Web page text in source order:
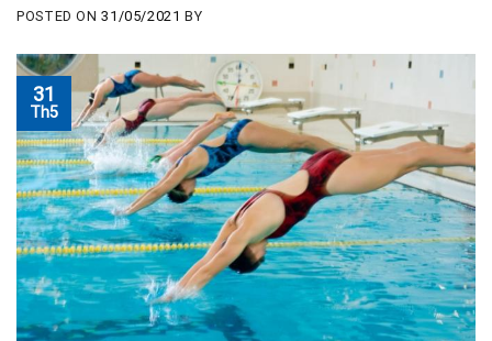
POSTED ON31/05/2021 BY
31
Th5